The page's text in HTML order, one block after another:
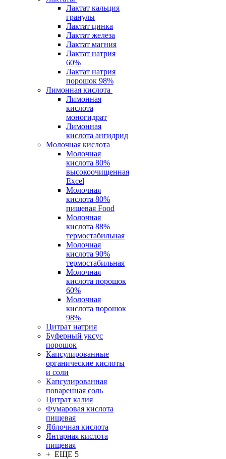
Лактат кальция
гранулы
Лактат цинка
Лактат железа
Лактат магния
Лактат натрия
60%
Лактат натрия
порошок 98%
Лимонная кислота
Лимонная
кислота
моногидрат
Лимонная
кислота ангидрид
Молочная кислота
Молочная
кислота 80%
высокоочищенная
Excel
Молочная
кислота 80%
пищевая Food
Молочная
кислота 88%
термостабильная
Молочная
кислота 90%
термостабильная
Молочная
кислота порошок
60%
Молочная
кислота порошок
98%
Цитрат натрия
Буферный уксус
порошок
Капсулированные
органические кислоты
и соли
Капсулированная
поваренная соль
Цитрат калия
Фумаровая кислота
пищевая
Яблочная кислота
Янтарная кислота
пищевая
+ ЕЩЕ 5